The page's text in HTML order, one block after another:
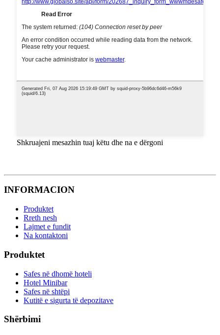
Shkruajeni mesazhin tuaj këtu dhe na e dërgoni
INFORMACION
Produktet
Rreth nesh
Lajmet e fundit
Na kontaktoni
Produktet
Safes në dhomë hoteli
Hotel Minibar
Safes në shtëpi
Kutitë e sigurta të depozitave
Shërbimi